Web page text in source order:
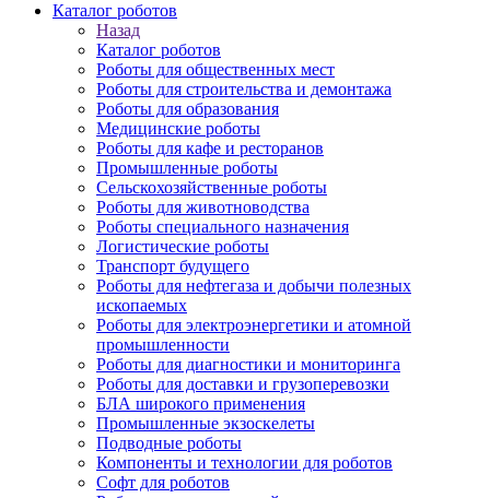
Каталог роботов
Назад
Каталог роботов
Роботы для общественных мест
Роботы для строительства и демонтажа
Роботы для образования
Медицинские роботы
Роботы для кафе и ресторанов
Промышленные роботы
Сельскохозяйственные роботы
Роботы для животноводства
Роботы специального назначения
Логистические роботы
Транспорт будущего
Роботы для нефтегаза и добычи полезных
ископаемых
Роботы для электроэнергетики и атомной
промышленности
Роботы для диагностики и мониторинга
Роботы для доставки и грузоперевозки
БЛА широкого применения
Промышленные экзоскелеты
Подводные роботы
Компоненты и технологии для роботов
Софт для роботов